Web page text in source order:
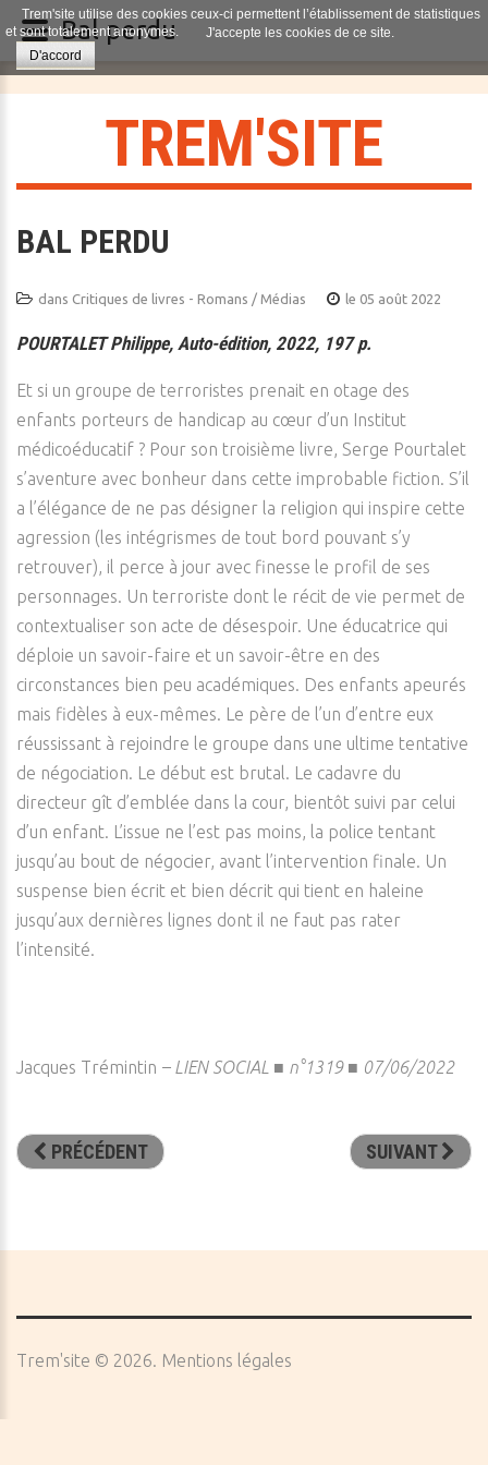
TREM'SITE
BAL PERDU
dans Critiques de livres - Romans / Médias le 05 août 2022
POURTALET Philippe, Auto-édition, 2022, 197 p.
Et si un groupe de terroristes prenait en otage des
enfants porteurs de handicap au cœur d’un Institut
médicoéducatif ? Pour son troisième livre, Serge Pourtalet
s’aventure avec bonheur dans cette improbable fiction. S’il
a l’élégance de ne pas désigner la religion qui inspire cette
agression (les intégrismes de tout bord pouvant s’y
retrouver), il perce à jour avec finesse le profil de ses
personnages. Un terroriste dont le récit de vie permet de
contextualiser son acte de désespoir. Une éducatrice qui
déploie un savoir-faire et un savoir-être en des
circonstances bien peu académiques. Des enfants apeurés
mais fidèles à eux-mêmes. Le père de l’un d’entre eux
réussissant à rejoindre le groupe dans une ultime tentative
de négociation. Le début est brutal. Le cadavre du
directeur gît d’emblée dans la cour, bientôt suivi par celui
d’un enfant. L’issue ne l’est pas moins, la police tentant
jusqu’au bout de négocier, avant l’intervention finale. Un
suspense bien écrit et bien décrit qui tient en haleine
jusqu’aux dernières lignes dont il ne faut pas rater
l’intensité.
Jacques Trémintin – LIEN SOCIAL ■ n°1319 ■ 07/06/2022
PRÉCÉDENT SUIVANT
Trem'site © 2026 Mentions légales
Trem'site utilise des cookies ceux-ci permettent l’établissement de statistiques
et sont totalement anonymes.
J'accepte les cookies de ce site.
D'accord
Bal perdu